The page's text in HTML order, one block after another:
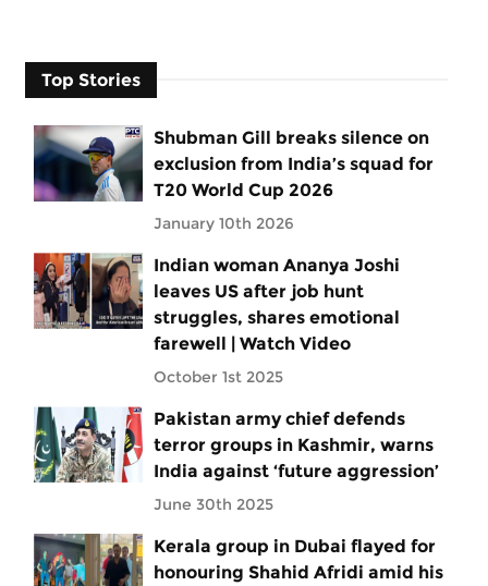
Top Stories
Shubman Gill breaks silence on
exclusion from India’s squad for
T20 World Cup 2026
January 10th 2026
Indian woman Ananya Joshi
leaves US after job hunt
struggles, shares emotional
farewell | Watch Video
October 1st 2025
Pakistan army chief defends
terror groups in Kashmir, warns
India against ‘future aggression’
June 30th 2025
Kerala group in Dubai flayed for
honouring Shahid Afridi amid his